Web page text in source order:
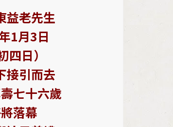
益老先生
1月3日
四日）
接引而去
七十六歲
落幕